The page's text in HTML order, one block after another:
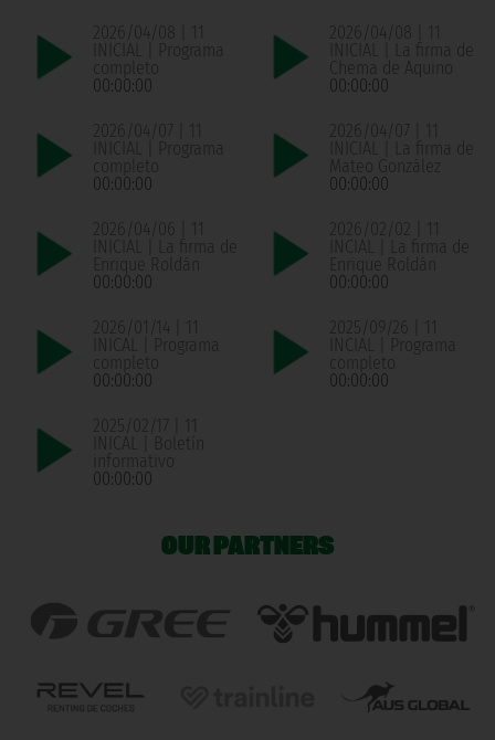
2026/04/08 | 11
INICIAL | Programa
completo
00:00:00
2026/04/08 | 11
INICIAL | La firma de
Chema de Aquino
00:00:00
2026/04/07 | 11
INICIAL | Programa
completo
00:00:00
2026/04/07 | 11
INICIAL | La firma de
Mateo González
00:00:00
2026/04/06 | 11
INICIAL | La firma de
Enrique Roldán
00:00:00
2026/02/02 | 11
INCIAL | La firma de
Enrique Roldán
00:00:00
2026/01/14 | 11
INICAL | Programa
completo
00:00:00
2025/09/26 | 11
INCIAL | Programa
completo
00:00:00
2025/02/17 | 11
INICAL | Boletín
informativo
00:00:00
OUR PARTNERS